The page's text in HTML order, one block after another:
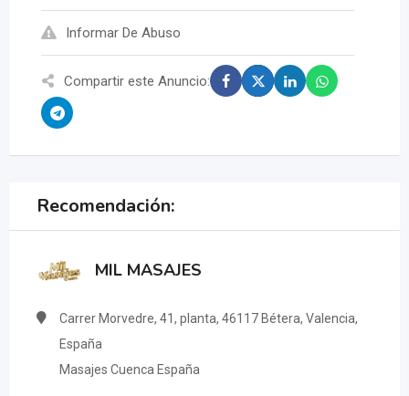
Informar De Abuso
Compartir este Anuncio:
Recomendación:
MIL MASAJES
Carrer Morvedre, 41, planta, 46117 Bétera, Valencia,
España
Masajes Cuenca España